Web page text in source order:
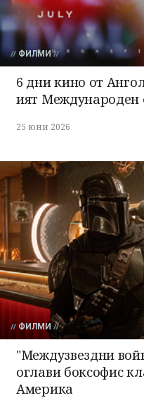
ФИЛМИ
6 дни кино от
ият Международен
25 юни 2026
ФИЛМИ
"Междузвездни
оглави боксофис
Америка